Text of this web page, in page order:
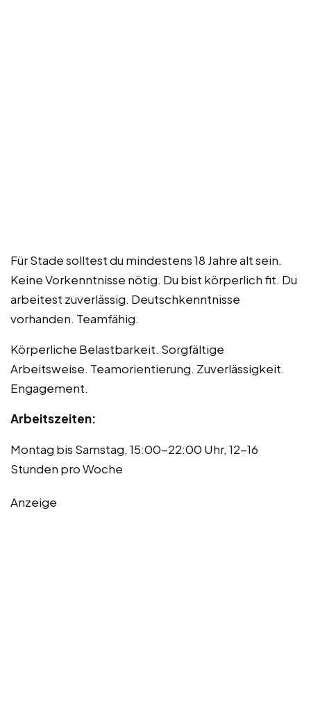
Für Stade solltest du mindestens 18 Jahre alt sein.
Keine Vorkenntnisse nötig. Du bist körperlich fit. Du
arbeitest zuverlässig. Deutschkenntnisse
vorhanden. Teamfähig.
Körperliche Belastbarkeit. Sorgfältige
Arbeitsweise. Teamorientierung. Zuverlässigkeit.
Engagement.
Arbeitszeiten:
Montag bis Samstag, 15:00-22:00 Uhr, 12-16
Stunden pro Woche
Anzeige